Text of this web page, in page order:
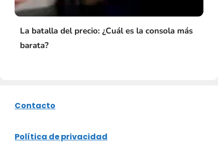
La batalla del precio: ¿Cuál es la consola más
barata?
Contacto
Política de privacidad